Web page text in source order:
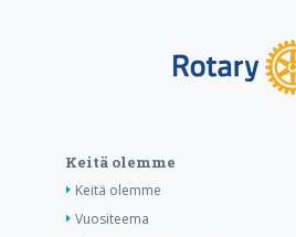
Keitä olemme
Keitä olemme
Vuositeema